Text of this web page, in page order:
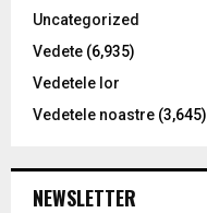
Uncategorized
Vedete (6,935)
Vedetele lor
Vedetele noastre (3,645)
NEWSLETTER